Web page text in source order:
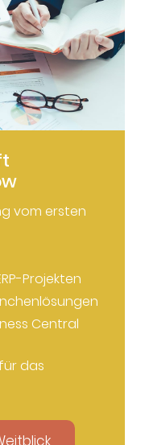
vom ersten
Projekten
Central
das